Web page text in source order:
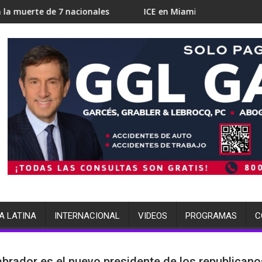
ICE en Miami busca 700 camas para
LATINA INTERNACIONAL VIDEOS PROGRAMAS